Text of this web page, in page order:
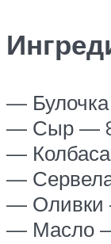
—
— Сыр —
—
—
— Оливки
— Масло